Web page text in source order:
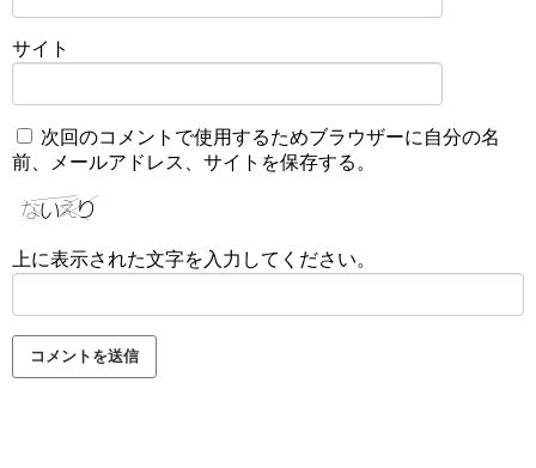
サイト
次回のコメントで使用するためブラウザーに自分の名
前、メールアドレス、サイトを保存する。
上に表示された文字を入力してください。